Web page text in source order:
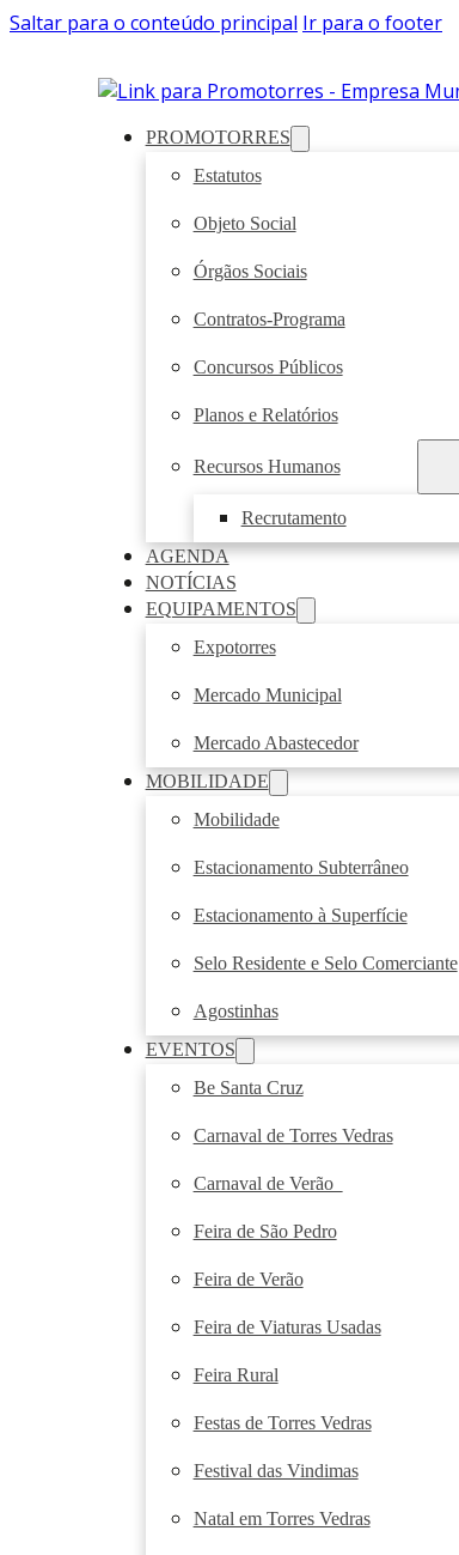
Saltar para o conteúdo principal Ir para o footer
PROMOTORRES
Estatutos
Objeto Social
Órgãos Sociais
Contratos-Programa
Concursos Públicos
Planos e Relatórios
Recursos Humanos
Recrutamento
AGENDA
NOTÍCIAS
EQUIPAMENTOS
Expotorres
Mercado Municipal
Mercado Abastecedor
MOBILIDADE
Mobilidade
Estacionamento Subterrâneo
Estacionamento à Superfície
Selo Residente e Selo Comerciante
Agostinhas
EVENTOS
Be Santa Cruz
Carnaval de Torres Vedras
Carnaval de Verão
Feira de São Pedro
Feira de Verão
Feira de Viaturas Usadas
Feira Rural
Festas de Torres Vedras
Festival das Vindimas
Natal em Torres Vedras